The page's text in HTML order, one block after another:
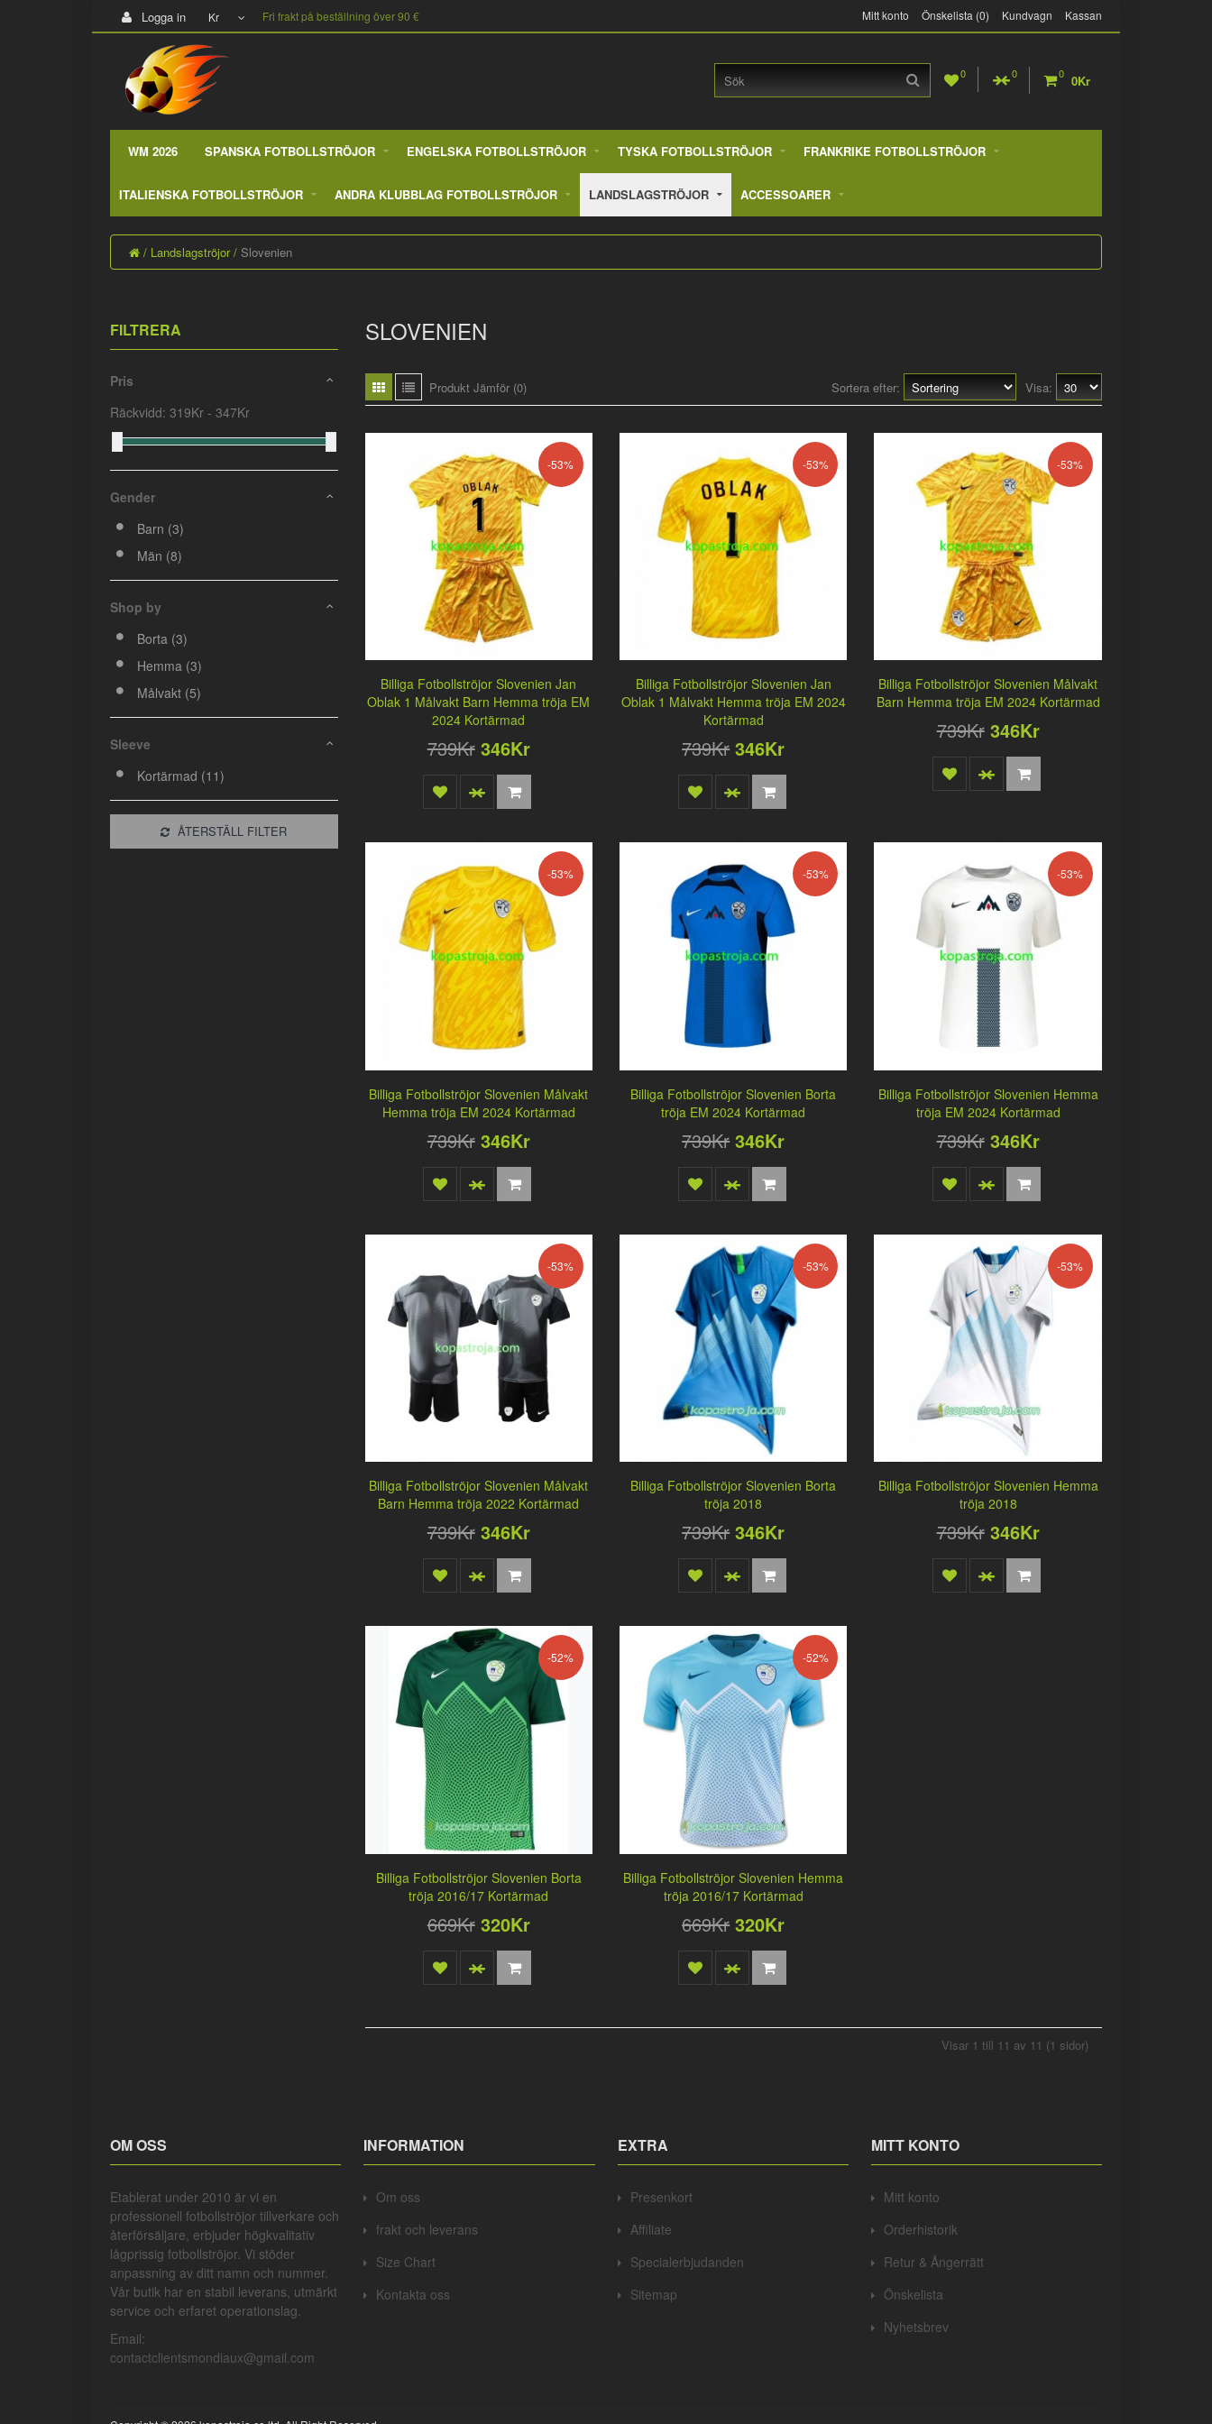
Logga in Kr Fri frakt på beställning över 90 € Mitt konto Önskelista (0) Kundvagn Kassan
0 0 0 0Kr
WM 2026 SPANSKA FOTBOLLSTRÖJOR ENGELSKA FOTBOLLSTRÖJOR TYSKA FOTBOLLSTRÖJOR FRANKRIKE FOTBOLLSTRÖJOR
ITALIENSKA FOTBOLLSTRÖJOR ANDRA KLUBBLAG FOTBOLLSTRÖJOR LANDSLAGSTRÖJOR ACCESSOARER
Landslagströjor Slovenien
FILTRERA
Pris
Räckvidd: 319Kr - 347Kr
Gender
Barn (3)
Män (8)
Shop by
Borta (3)
Hemma (3)
Målvakt (5)
Sleeve
Kortärmad (11)
ÅTERSTÄLL FILTER
SLOVENIEN
Visa:
Sortera efter:
Produkt Jämför (0)
-53%
Billiga Fotbollströjor Slovenien Jan
Oblak 1 Målvakt Barn Hemma tröja EM
2024 Kortärmad
739Kr 346Kr
-53%
Billiga Fotbollströjor Slovenien Jan
Oblak 1 Målvakt Hemma tröja EM 2024
Kortärmad
739Kr 346Kr
-53%
Billiga Fotbollströjor Slovenien Målvakt
Barn Hemma tröja EM 2024 Kortärmad
739Kr 346Kr
-53%
Billiga Fotbollströjor Slovenien Målvakt
Hemma tröja EM 2024 Kortärmad
739Kr 346Kr
-53%
Billiga Fotbollströjor Slovenien Borta
tröja EM 2024 Kortärmad
739Kr 346Kr
-53%
Billiga Fotbollströjor Slovenien Hemma
tröja EM 2024 Kortärmad
739Kr 346Kr
-53%
Billiga Fotbollströjor Slovenien Målvakt
Barn Hemma tröja 2022 Kortärmad
739Kr 346Kr
-53%
Billiga Fotbollströjor Slovenien Borta
tröja 2018
739Kr 346Kr
-53%
Billiga Fotbollströjor Slovenien Hemma
tröja 2018
739Kr 346Kr
-52%
Billiga Fotbollströjor Slovenien Borta
tröja 2016/17 Kortärmad
669Kr 320Kr
-52%
Billiga Fotbollströjor Slovenien Hemma
tröja 2016/17 Kortärmad
669Kr 320Kr
Visar 1 till 11 av 11 (1 sidor)
OM OSS
Etablerat under 2010 är vi en
professionell fotbollströjor tillverkare och
återförsäljare, erbjuder högkvalitativ
lågprissig fotbollströjor. Vi stöder
anpassning av ditt namn och nummer.
Vår butik har en stabil leverans, utmärkt
service och erfaret operationslag.
Email:
contactclientsmondiaux@gmail.com
INFORMATION
Om oss
frakt och leverans
Size Chart
Kontakta oss
EXTRA
Presenkort
Affiliate
Specialerbjudanden
Sitemap
MITT KONTO
Mitt konto
Orderhistorik
Retur & Ångerrätt
Önskelista
Nyhetsbrev